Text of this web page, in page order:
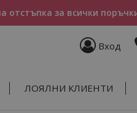
за всички
Вход
ЛОЯЛНИ КЛИЕНТИ